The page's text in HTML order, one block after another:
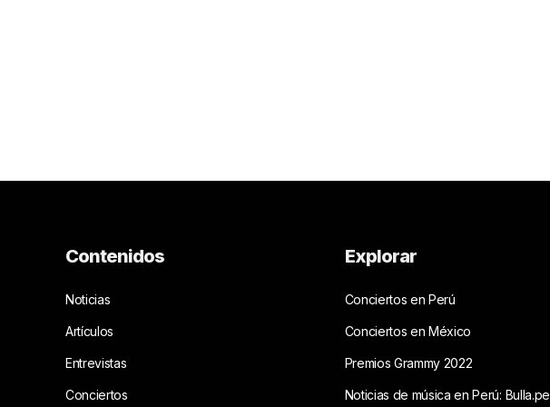
Contenidos
Noticias
Artículos
Entrevistas
Conciertos
Explorar
Conciertos en Perú
Conciertos en México
Premios Grammy 2022
Noticias de música en Perú: Bulla.pe